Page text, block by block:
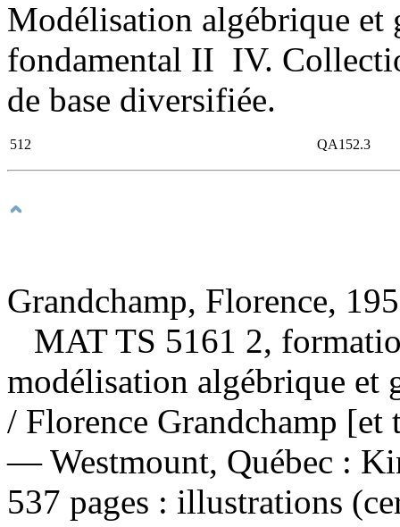
Modélisation algébrique et
fondamental II IV.
de base diversifiée.
512 QA152.3
Grandchamp, Florence,
MAT TS 5161 2,
modélisation algébrique et
/ Florence Grandchamp
— Westmount, Québec :
537 pages : illustrations